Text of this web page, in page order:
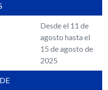
Desde el 11 de
agosto hasta el
15 de agosto de
2025